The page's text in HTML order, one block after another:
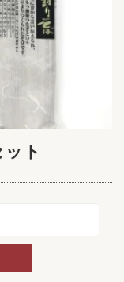
ト